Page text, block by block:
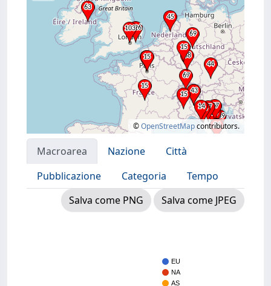
©OpenStreetMapcontributors.
Macroarea Nazione
Città
Pubblicazione
Categoria
Tempo
Salva come PNG
Salva come JPEG
EU
NA
AS